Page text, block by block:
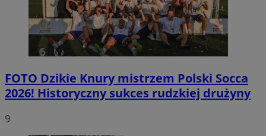
FOTO Dzikie Knury mistrzem Polski Socca
2026! Historyczny sukces rudzkiej drużyny
9